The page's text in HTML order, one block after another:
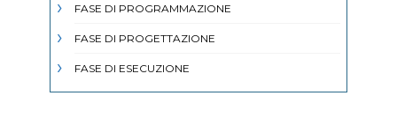
FASE DI PROGRAMMAZIONE
FASE DI PROGETTAZIONE
FASE DI ESECUZIONE